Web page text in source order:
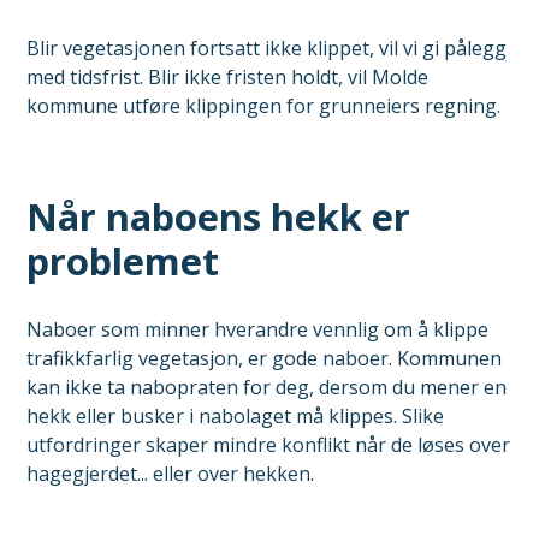
Blir vegetasjonen fortsatt ikke klippet, vil vi gi pålegg
med tidsfrist. Blir ikke fristen holdt, vil Molde
kommune utføre klippingen for grunneiers regning.
Når naboens hekk er
problemet
Naboer som minner hverandre vennlig om å klippe
trafikkfarlig vegetasjon, er gode naboer. Kommunen
kan ikke ta nabopraten for deg, dersom du mener en
hekk eller busker i nabolaget må klippes. Slike
utfordringer skaper mindre konflikt når de løses over
hagegjerdet... eller over hekken.